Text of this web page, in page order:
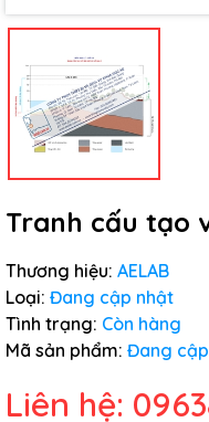
Tranh cấu tạo
Thương hiệu: AELAB
Loại: Đang cập nhật
Tình trạng: Còn hàng
Mã sản phẩm: Đang
Liên hệ: